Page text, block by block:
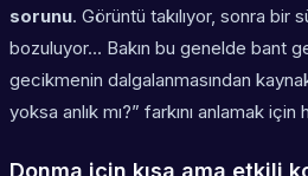
sorunu. Görüntü takılıyor, sonra bir
bozuluyor… Bakın bu genelde bant
gecikmenin dalgalanmasından
yoksa anlık mı?” farkını anlamak için
Donma için kısa ama etkili